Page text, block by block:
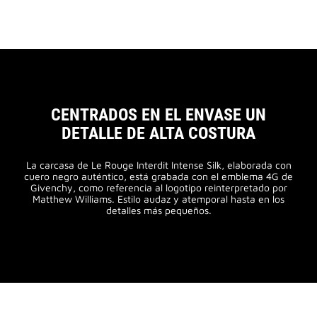
CENTRADOS EN EL ENVASE UN
DETALLE DE ALTA COSTURA
La carcasa de Le Rouge Interdit Intense Silk, elaborada con
cuero negro auténtico, está grabada con el emblema 4G de
Givenchy, como referencia al logotipo reinterpretado por
Matthew Williams. Estilo audaz y atemporal hasta en los
detalles más pequeños.